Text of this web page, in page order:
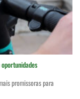
promissoras para